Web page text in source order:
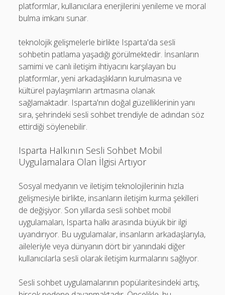
platformlar, kullanıcılara enerjilerini yenileme ve moral
bulma imkanı sunar.
teknolojik gelişmelerle birlikte Isparta'da sesli
sohbetin patlama yaşadığı görülmektedir. İnsanların
samimi ve canlı iletişim ihtiyacını karşılayan bu
platformlar, yeni arkadaşlıkların kurulmasına ve
kültürel paylaşımların artmasına olanak
sağlamaktadır. Isparta'nın doğal güzelliklerinin yanı
sıra, şehrindeki sesli sohbet trendiyle de adından söz
ettirdiği söylenebilir.
Isparta Halkının Sesli Sohbet Mobil
Uygulamalara Olan İlgisi Artıyor
Sosyal medyanın ve iletişim teknolojilerinin hızla
gelişmesiyle birlikte, insanların iletişim kurma şekilleri
de değişiyor. Son yıllarda sesli sohbet mobil
uygulamaları, Isparta halkı arasında büyük bir ilgi
uyandırıyor. Bu uygulamalar, insanların arkadaşlarıyla,
aileleriyle veya dünyanın dört bir yanındaki diğer
kullanıcılarla sesli olarak iletişim kurmalarını sağlıyor.
Sesli sohbet uygulamalarının popülaritesindeki artış,